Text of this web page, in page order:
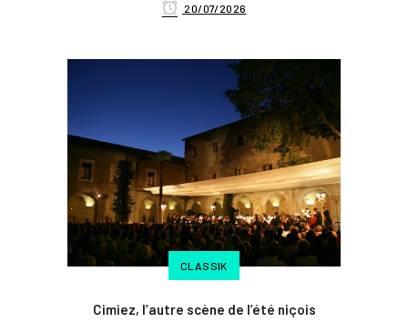
20/07/2026
CLASSIK
Cimiez, l’autre scène de l’été niçois